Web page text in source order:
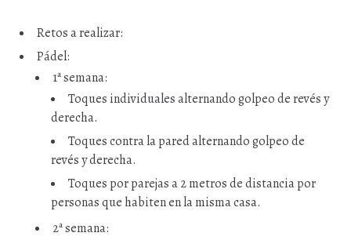
Retos a realizar:
Pádel:
1ª semana:
Toques individuales alternando golpeo de revés y
derecha.
Toques contra la pared alternando golpeo de
revés y derecha.
Toques por parejas a 2 metros de distancia por
personas que habiten en la misma casa.
2ª semana: